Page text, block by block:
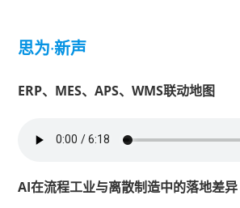
思为·新声
ERP、MES、APS、WMS联动地图
AI在流程工业与离散制造中的落地差异